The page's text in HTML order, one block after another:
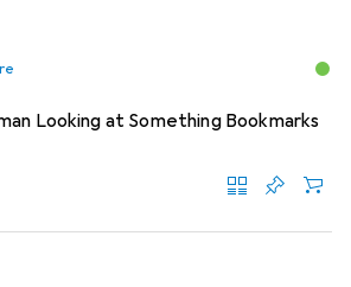
Looking at Something Bookmarks